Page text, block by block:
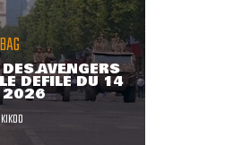
AVENGERS
DÉFILÉ DU 14
2026